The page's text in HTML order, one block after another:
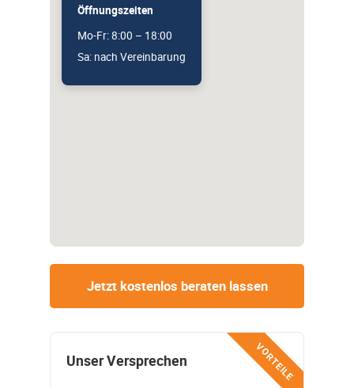
Öffnungszeiten
Mo-Fr: 8:00 – 18:00
Sa: nach Vereinbarung
Jetzt kostenlos beraten lassen
VORTEILE
Unser Versprechen